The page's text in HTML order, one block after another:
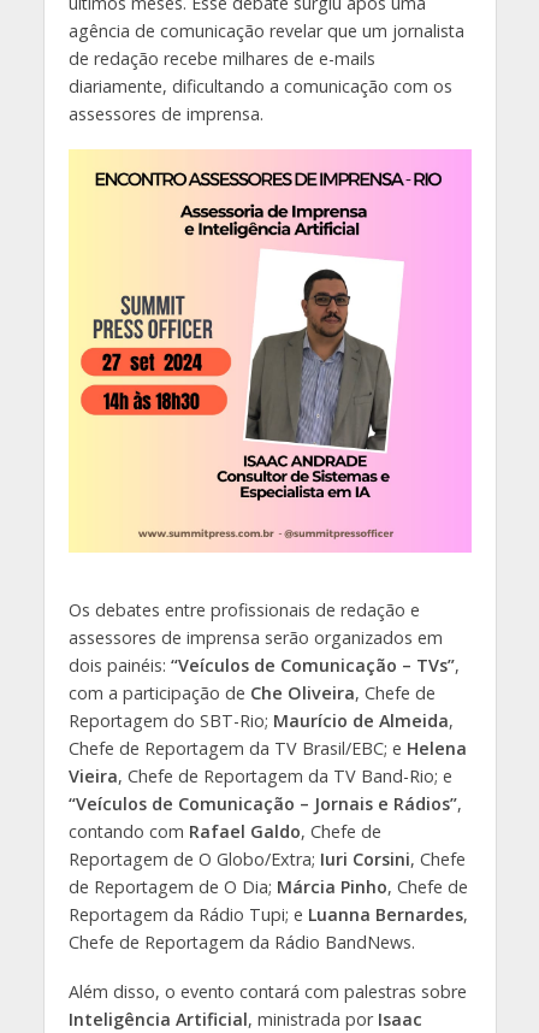
agência de comunicação revelar que um jornalista
de redação recebe milhares de e-mails
diariamente, dificultando a comunicação com os
assessores de imprensa.
Os debates entre profissionais de redação e
assessores de imprensa serão organizados em
dois painéis: “Veículos de Comunicação – TVs”,
com a participação de Che Oliveira, Chefe de
Reportagem do SBT-Rio; Maurício de Almeida,
Chefe de Reportagem da TV Brasil/EBC; e Helena
Vieira, Chefe de Reportagem da TV Band-Rio; e
“Veículos de Comunicação – Jornais e Rádios”,
contando com Rafael Galdo, Chefe de
Reportagem de O Globo/Extra; Iuri Corsini, Chefe
de Reportagem de O Dia; Márcia Pinho, Chefe de
Reportagem da Rádio Tupi; e Luanna Bernardes,
Chefe de Reportagem da Rádio BandNews.
Além disso, o evento contará com palestras sobre
Inteligência Artificial, ministrada por Isaac